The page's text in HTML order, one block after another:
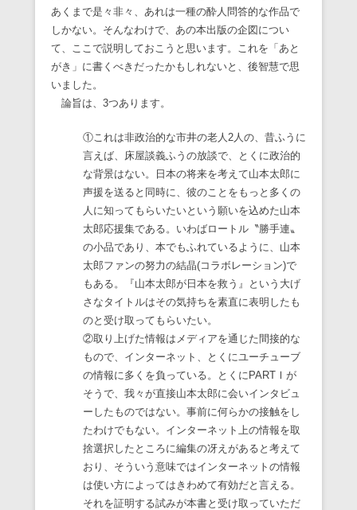
あくまで是々非々、あれは一種の酔人問答的な作品で
しかない。そんなわけで、あの本出版の企図につい
て、ここで説明しておこうと思います。これを「あと
がき」に書くべきだったかもしれないと、後智慧で思
いました。
論旨は、3つあります。
①これは非政治的な市井の老人2人の、昔ふうに
言えば、床屋談義ふうの放談で、とくに政治的
な背景はない。日本の将来を考えて山本太郎に
声援を送ると同時に、彼のことをもっと多くの
人に知ってもらいたいという願いを込めた山本
太郎応援集である。いわばロートル〝勝手連〟
の小品であり、本でもふれているように、山本
太郎ファンの努力の結晶(コラボレーション)で
もある。『山本太郎が日本を救う』という大げ
さなタイトルはその気持ちを素直に表明したも
のと受け取ってもらいたい。
②取り上げた情報はメディアを通じた間接的な
もので、インターネット、とくにユーチューブ
の情報に多くを負っている。とくにPARTⅠが
そうで、我々が直接山本太郎に会いインタビュ
ーしたものではない。事前に何らかの接触をし
たわけでもない。インターネット上の情報を取
捨選択したところに編集の冴えがあると考えて
おり、そういう意味ではインターネットの情報
は使い方によってはきわめて有効だと言える。
それを証明する試みが本書と受け取っていただ